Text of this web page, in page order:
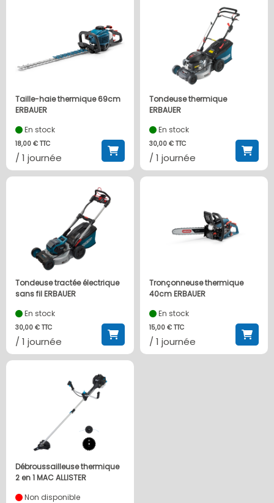
Taille-haie thermique 69cm
ERBAUER
En stock
18,00 € TTC
/ 1 journée
Tondeuse thermique
ERBAUER
En stock
30,00 € TTC
/ 1 journée
Tondeuse tractée électrique
sans fil ERBAUER
En stock
30,00 € TTC
/ 1 journée
Tronçonneuse thermique
40cm ERBAUER
En stock
15,00 € TTC
/ 1 journée
Débroussailleuse thermique
2 en 1 MAC ALLISTER
Non disponible